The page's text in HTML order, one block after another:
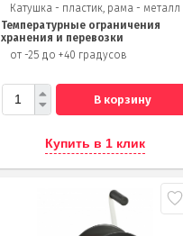
Катушка - пластик, рама - металл
Температурные ограничения
хранения и перевозки
от -25 до +40 градусов
В корзину
Купить в 1 клик